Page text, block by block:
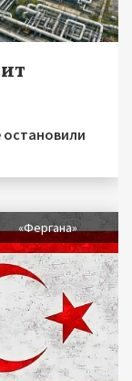
остановили
«Фергана»